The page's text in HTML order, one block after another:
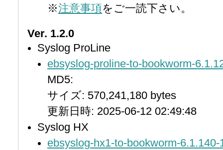
※注意事項をご一読下さい。
Ver. 1.2.0
Syslog ProLine
ebsyslog-proline-to-bookworm-
MD5:
サイズ: 570,241,180 bytes
更新日時: 2025-06-12 02:49:48
Syslog HX
ebsyslog-hx1-to-bookworm-